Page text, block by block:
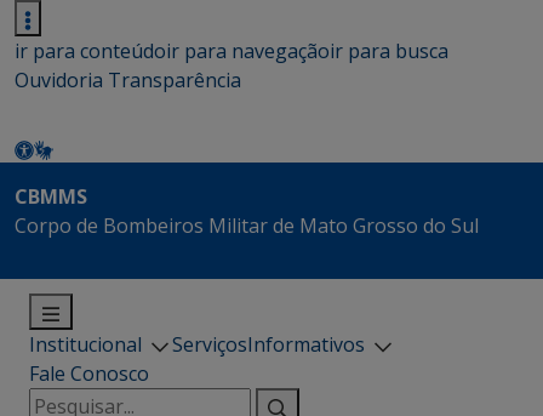
ir para conteúdoir para navegaçãoir para busca
Ouvidoria Transparência
CBMMS
Corpo de Bombeiros Militar de Mato Grosso do Sul
Institucional ServiçosInformativos
Fale Conosco
Pesquisar